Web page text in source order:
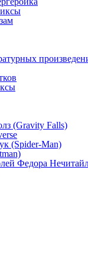
(Gravity Falls)
(Spider-Man)
Федора